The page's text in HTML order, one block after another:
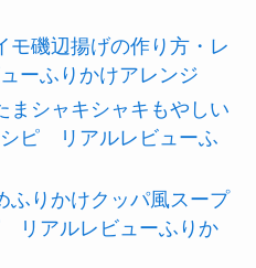
モ磯辺揚げの作り方・レ
ーふりかけアレンジ
まシャキシャキもやしい
ピ リアルレビューふ
ふりかけクッパ風スープ
リアルレビューふりか